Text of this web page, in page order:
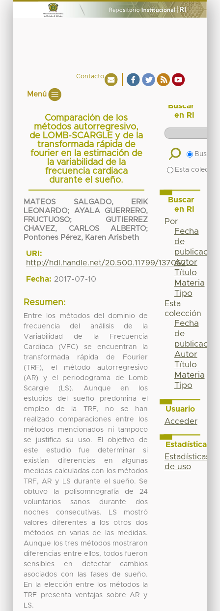
Contacto
Menú
Comparación de los
métodos autorregresivo,
de LOMB-SCARGLE y de la
transformada rápida de
fourier en la estimación de
la variabilidad de la
frecuencia cardiaca
durante el sueño.
MATEOS SALGADO, ERIK
LEONARDO; AYALA GUERRERO,
FRUCTUOSO; GUTIERREZ
CHAVEZ, CARLOS ALBERTO;
Pontones Pérez, Karen Arisbeth
URI:
http://hdl.handle.net/20.500.11799/137062
Fecha: 2017-07-10
Resumen:
Entre los métodos del dominio de
frecuencia del análisis de la
Variabilidad de la Frecuencia
Cardiaca (VFC) se encuentran la
transformada rápida de Fourier
(TRF), el método autorregresivo
(AR) y el periodograma de Lomb
Scargle (LS). Aunque en los
estudios del sueño predomina el
empleo de la TRF, no se han
realizado comparaciones entre los
métodos mencionados ni tampoco
se justifica su uso. El objetivo de
este estudio fue determinar si
existían diferencias en algunas
medidas calculadas con los métodos
TRF, AR y LS durante el sueño. Se
obtuvo la polisomnografía de 24
voluntarios sanos durante dos
noches consecutivas. LS mostró
valores diferentes a los otros dos
métodos en varias de las medidas.
Aunque los tres métodos mostraron
diferencias entre ellos, todos fueron
sensibles en detectar cambios
asociados con las fases de sueño.
En la elección entre los métodos la
TRF presenta ventajas sobre AR y
LS.
Buscar
en RI
Buscar
Esta
Buscar
en RI
Por
Fecha
de
publicación
Autor
Título
Materia
Tipo
Esta
colección
Fecha
de
publicación
Autor
Título
Materia
Tipo
Usuario
Acceder
Estadísticas
Estadísticas
de uso